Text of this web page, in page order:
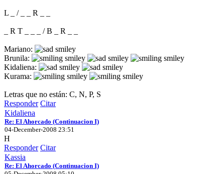
L _ / _ _ R _ _
_ R T _ _ _ / B _ R _ _
Mariano:
Brunila:
Kidaliena:
Kurama:
Letras que no están: C, N, P, S
Responder Citar
Kidaliena
Re: El Ahorcado (Continuacion I)
04-December-2008 23:51
H
Responder Citar
Kassia
Re: El Ahorcado (Continuacion I)